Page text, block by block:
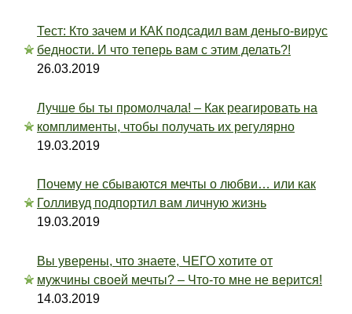
Тест: Кто зачем и КАК подсадил вам деньго-вирус
бедности. И что теперь вам с этим делать?!
26.03.2019
Лучше бы ты промолчала! – Как реагировать на
комплименты, чтобы получать их регулярно
19.03.2019
Почему не сбываются мечты о любви… или как
Голливуд подпортил вам личную жизнь
19.03.2019
Вы уверены, что знаете, ЧЕГО хотите от
мужчины своей мечты? – Что-то мне не верится!
14.03.2019